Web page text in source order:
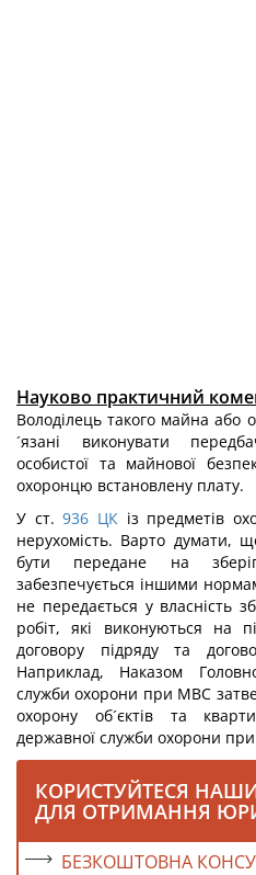
Науково практичний
Володілець такого майна або
´язані виконувати
особистої та майнової
охоронцю встановлену плату.
У ст. 936 ЦК із предметів
нерухомість. Варто
бути передане на
забезпечується іншими
не передається у власність
робіт, які виконуються на
договору підряду та
Наприклад, Наказом
служби охорони при МВС
охорону об´єктів та
державної служби охорони
КОРИСТУЙТЕСЯ
ДЛЯ ОТРИМАННЯ
БЕЗКОШТОВНА